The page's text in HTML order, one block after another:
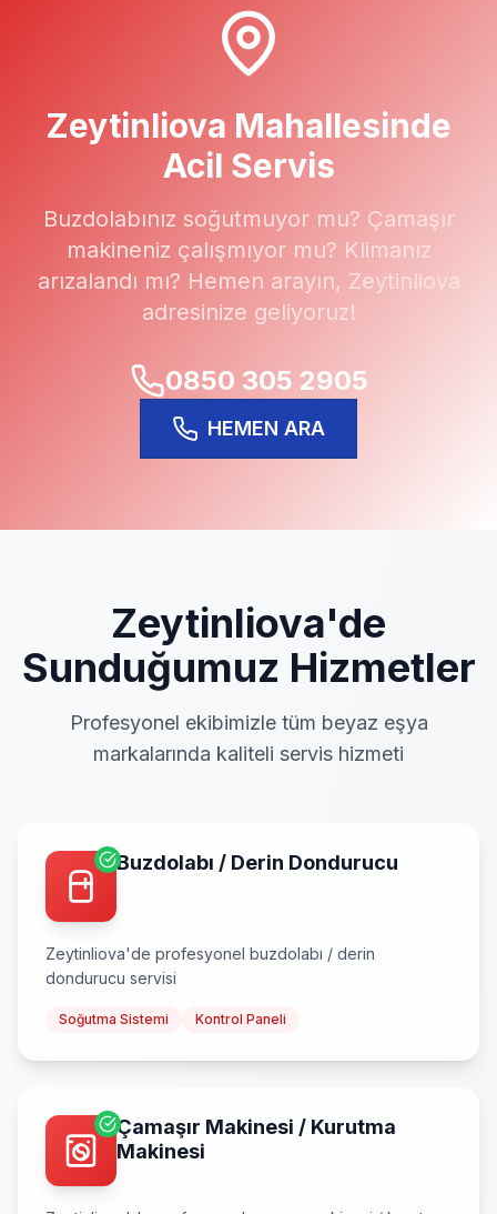
Zeytinliova Mahallesinde
Acil Servis
Buzdolabınız soğutmuyor mu? Çamaşır
makineniz çalışmıyor mu? Klimanız
arızalandı mı? Hemen arayın, Zeytinliova
adresinize geliyoruz!
0850 305 2905
HEMEN ARA
Zeytinliova'de
Sunduğumuz Hizmetler
Profesyonel ekibimizle tüm beyaz eşya
markalarında kaliteli servis hizmeti
Buzdolabı / Derin Dondurucu
Zeytinliova'de profesyonel buzdolabı / derin
dondurucu servisi
Soğutma Sistemi Kontrol Paneli
Çamaşır Makinesi / Kurutma
Makinesi